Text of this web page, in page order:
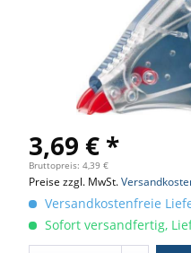
3,69 € *
Bruttopreis: 4,39 €
Preise zzgl. MwSt.
Versandkostenfreie
Sofort versandfertig,